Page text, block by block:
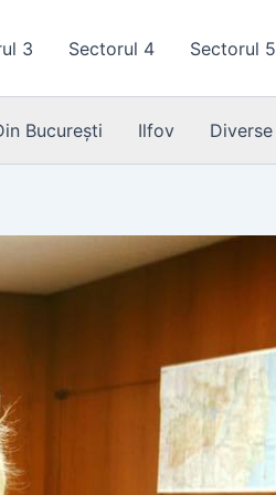
3 Sectorul 4 Sectorul 5
București Ilfov Diverse